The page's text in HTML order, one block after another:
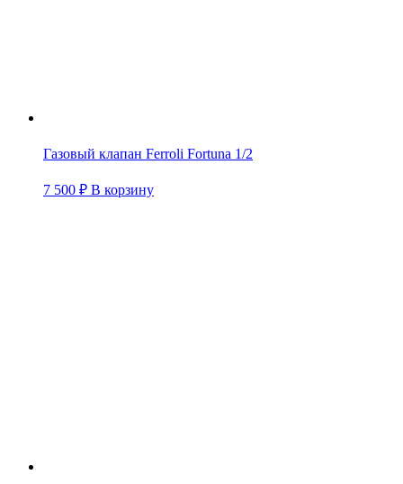
Газовый клапан Ferroli Fortuna 1/2
7 500 ₽ В корзину